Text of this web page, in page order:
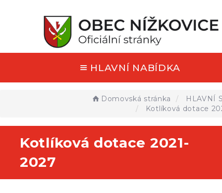
HLAVNÍ NABÍDKA
Domovská stránka
HLAVNÍ
Kotlíková dotace
Kotlíková dotace 2021-
2027